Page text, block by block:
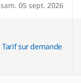
sam. 05 sept. 2026
Tarif sur demande